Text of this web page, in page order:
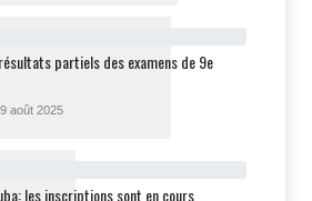
partiels des examens de 9e
août 2025
les inscriptions sont en cours